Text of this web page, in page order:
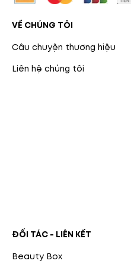
VỀ CHÚNG TÔI
Câu chuyện thương hiệu
Liên hệ chúng tôi
ĐỐI TÁC - LIÊN KẾT
Beauty Box